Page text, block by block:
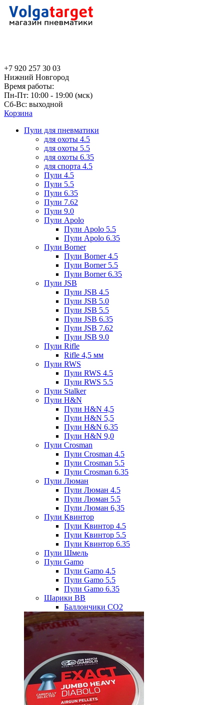
+7 920 257 30 03
Нижний Новгород
Время работы:
Пн-Пт: 10:00 - 19:00 (мск)
Сб-Вс: выходной
Корзина
Пули для пневматики
для охоты 4.5
для охоты 5.5
для охоты 6.35
для спорта 4.5
Пули 4.5
Пули 5.5
Пули 6.35
Пули 7.62
Пули 9.0
Пули Apolo
Пули Apolo 5.5
Пули Apolo 6.35
Пули Borner
Пули Borner 4.5
Пули Borner 5.5
Пули Borner 6.35
Пули JSB
Пули JSB 4.5
Пули JSB 5.0
Пули JSB 5.5
Пули JSB 6.35
Пули JSB 7.62
Пули JSB 9.0
Пули Rifle
Rifle 4,5 мм
Пули RWS
Пули RWS 4.5
Пули RWS 5.5
Пули Stalker
Пули H&N
Пули H&N 4,5
Пули H&N 5,5
Пули H&N 6,35
Пули H&N 9,0
Пули Crosman
Пули Crosman 4.5
Пули Crosman 5.5
Пули Crosman 6.35
Пули Люман
Пули Люман 4.5
Пули Люман 5.5
Пули Люман 6,35
Пули Квинтор
Пули Квинтор 4.5
Пули Квинтор 5.5
Пули Квинтор 6.35
Пули Шмель
Пули Gamo
Пули Gamo 4.5
Пули Gamo 5.5
Пули Gamo 6.35
Шарики BB
Баллончики CO2